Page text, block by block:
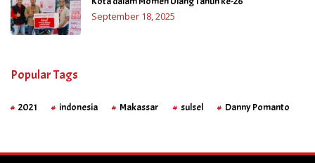
September 18, 2025
Popular Tags
2021 indonesia Makassar sulsel Danny Pomanto